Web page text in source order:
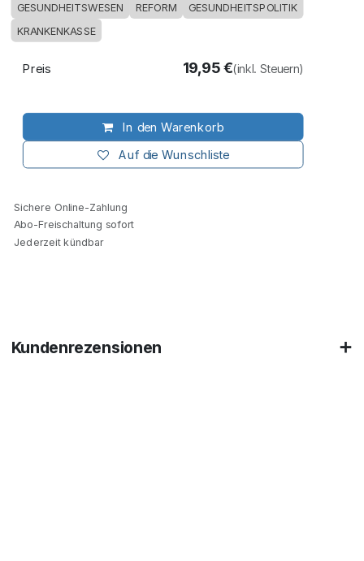
GESUNDHEITSWESEN REFORM GESUNDHEITSPOLITIK
KRANKENKASSE
In den Warenkorb
Auf die Wunschliste
Preis 19,95€(inkl. Steuern)
Sichere Online-Zahlung
Abo-Freischaltung sofort
Jederzeit kündbar
Kundenrezensionen